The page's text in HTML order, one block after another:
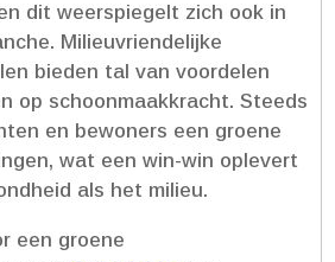
dit weerspiegelt zich ook in
Milieuvriendelijke
bieden tal van voordelen
op schoonmaakkracht.​ Steeds
en bewoners een groene
wat een win-win oplevert
als het milieu.​
een groene